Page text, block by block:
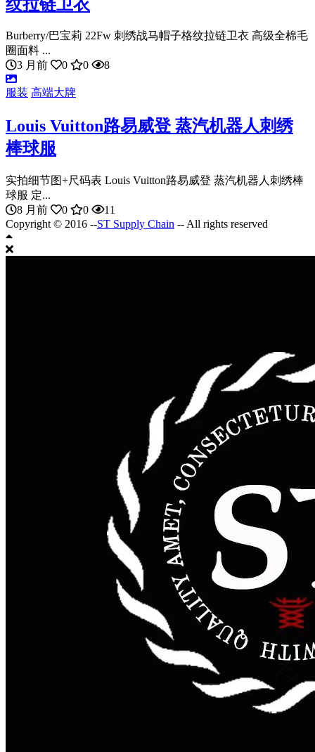
纹拉链卫衣
Burberry/巴宝莉 22Fw 刺绣战马帽子格纹拉链卫衣 高级全棉毛
圈面料 ...
3 月前
0 0 8
服装 高端大牌
Louis Vuitton路易威登 蒸汽机器人刺绣
棒球服
实拍细节图+尺码表 Louis Vuitton路易威登 蒸汽机器人刺绣棒
球服 定...
8 月前
0 0
11
Copyright © 2016 --ST Supply Chain -- All rights reserved